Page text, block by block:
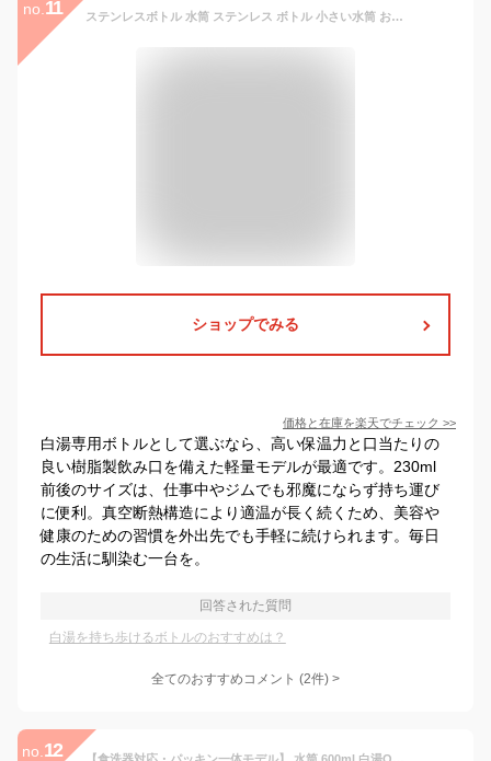
no. 11 ステンレスボトル 水筒 ステンレス ボトル 小さい水筒 おしゃれ ミニボトル 230ml マグ 保温 保冷 真空断熱 ストッパー付き マイボトル ミニ タンブラー 小さい マグボトル 真空二重構造 すいとう 軽量 携帯 散歩 大人 子供 シニア コーヒー お茶 水 白湯 お湯 ドリンク
ショップでみる
価格と在庫を楽天でチェック >>
白湯専用ボトルとして選ぶなら、高い保温力と口当たりの
良い樹脂製飲み口を備えた軽量モデルが最適です。230ml
前後のサイズは、仕事中やジムでも邪魔にならず持ち運び
に便利。真空断熱構造により適温が長く続くため、美容や
健康のための習慣を外出先でも手軽に続けられます。毎日
の生活に馴染む一台を。
回答された質問
白湯を持ち歩けるボトルのおすすめは？
全てのおすすめコメント (2件) >
no. 12